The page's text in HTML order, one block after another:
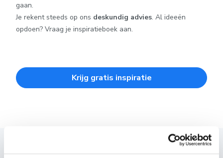
gaan.
Je rekent steeds op ons deskundig advies. Al ideeën
opdoen? Vraag je inspiratieboek aan.
Krijg gratis inspiratie